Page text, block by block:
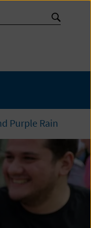
Suche
starten
Purple Rain